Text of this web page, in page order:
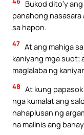
Bukod dito’y
panahong nasasara
sa hapon.
47 At ang mahiga
kaniyang mga suot;
maglalaba ng
48 At kung
nga kumalat ang
nahaplusan ng
na malinis ang